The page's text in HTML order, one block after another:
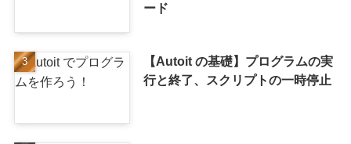
ード
【Autoit の基礎】プログラムの実
行と終了、スクリプトの一時停止